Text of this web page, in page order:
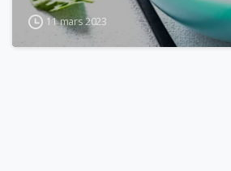
11 mars 2023